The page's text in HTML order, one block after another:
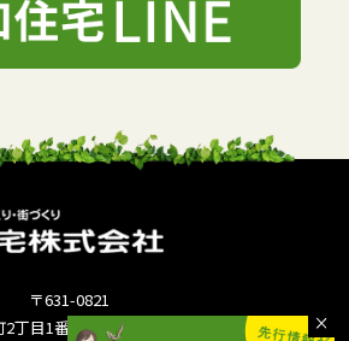
〒631-0821
丁目1番63号サンワシティ西大寺5F